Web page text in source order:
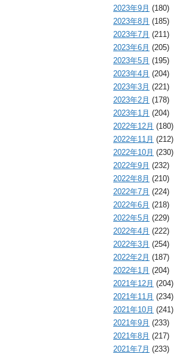
2023年9月 (180)
2023年8月 (185)
2023年7月 (211)
2023年6月 (205)
2023年5月 (195)
2023年4月 (204)
2023年3月 (221)
2023年2月 (178)
2023年1月 (204)
2022年12月 (180)
2022年11月 (212)
2022年10月 (230)
2022年9月 (232)
2022年8月 (210)
2022年7月 (224)
2022年6月 (218)
2022年5月 (229)
2022年4月 (222)
2022年3月 (254)
2022年2月 (187)
2022年1月 (204)
2021年12月 (204)
2021年11月 (234)
2021年10月 (241)
2021年9月 (233)
2021年8月 (217)
2021年7月 (233)